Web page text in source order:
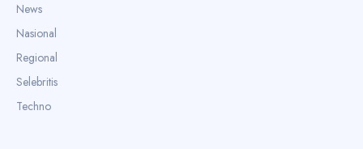
News
Nasional
Regional
Selebritis
Techno